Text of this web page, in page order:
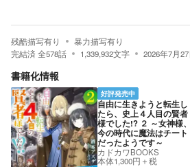
残酷描写有り
暴力描写有り
完結済全578話 1,339,932文字 2026年7月27
書籍化情報
好評発売中
自由に生きようと転生し
たら、史上４人目の賢者
様でした!? ２ ～女神様、
今の時代に魔法はチート
だったようです～
カドカワBOOKS
本体1,300円＋税